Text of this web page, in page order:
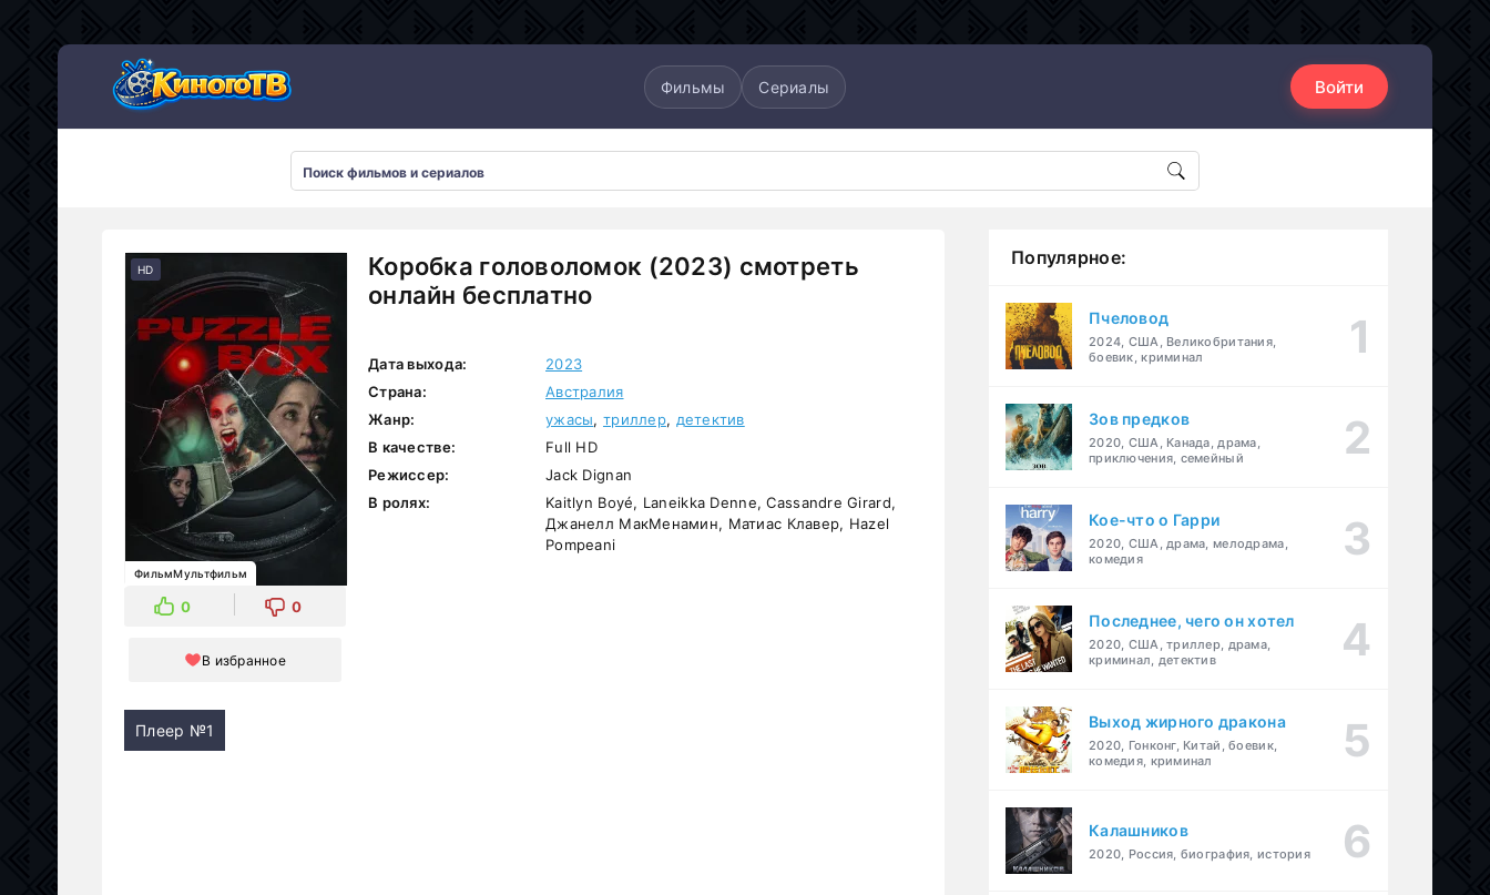
Фильмы Сериалы Войти
Коробка головоломок (2023) смотреть
онлайн бесплатно
HD
ФильмМультфильм
0 0
В избранное
Дата выхода:
2023
Страна:
Австралия
Жанр:
ужасы, триллер, детектив
В качестве:
Full HD
Режиссер:
Jack Dignan
В ролях:
Kaitlyn Boyé, Laneikka Denne, Cassandre Girard,
Джанелл МакМенамин, Матиас Клавер, Hazel
Pompeani
Плеер №1
Популярное:
Пчеловод
2024, США, Великобритания,
боевик, криминал
Зов предков
2020, США, Канада, драма,
приключения, семейный
Кое-что о Гарри
2020, США, драма, мелодрама,
комедия
Последнее, чего он хотел
2020, США, триллер, драма,
криминал, детектив
Выход жирного дракона
2020, Гонконг, Китай, боевик,
комедия, криминал
Калашников
2020, Россия, биография, история